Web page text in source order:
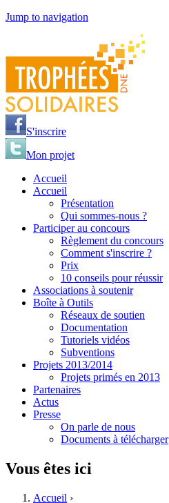
Jump to navigation
S'inscrire
Mon projet
Accueil
Accueil
Présentation
Qui sommes-nous ?
Participer au concours
Règlement du concours
Comment s'inscrire ?
Prix
10 conseils pour réussir
Associations à soutenir
Boîte à Outils
Réseaux de soutien
Documentation
Tutoriels vidéos
Subventions
Projets 2013/2014
Projets primés en 2013
Partenaires
Actus
Presse
On parle de nous
Documents à télécharger
Vous êtes ici
Accueil ›